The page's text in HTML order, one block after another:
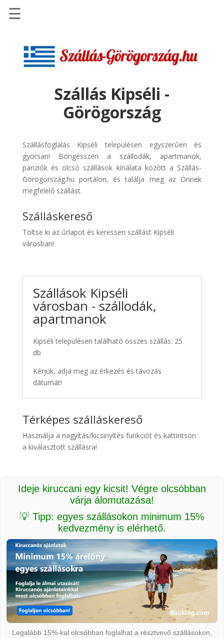
Szállások
Repülőjegy
pénzvisszatérítéssel
Discover
Cars
Transzfer
Kiwi
Taxi
☰
Szállás Kipséli -
Görögország
Szállásfoglalás Kipséli településen egyszerűen és
gyorsan! Böngésszen a szállodák, apartmanok,
panziók és olcsó szállások kínálata között a Szállás-
Görögország.hu portálon, és találja meg az Önnek
megfelelő szállást.
Szálláskereső
Töltse ki az űrlapot és keressen szállást Kipséli
városban!
Szállások Kipséli
városban - szállodák,
apartmanok
Kipséli településen található összes szállás: 25
db
Kérjük, adja meg az érkezés és távozás
dátumát!
Térképes szálláskereső
Használja a nagyítás/kicsinyítés funkciót és kattintson
a kiválasztott szállásra!
Ideje kiruccani egy kicsit! Végre olcsóbban
várja álomutazása!
💡 Tipp: egyes szállásokon minimum 15%
kedvezmény is elérhető.
Legalább 15%-kal olcsóbban foglalhat a résztvevő szállásokon,